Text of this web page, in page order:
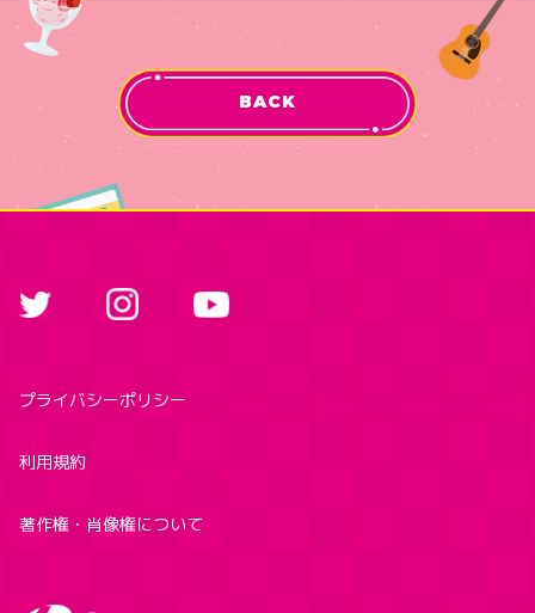
BACK
プライバシーポリシー
利用規約
著作権・肖像権について